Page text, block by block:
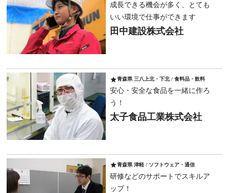
成長できる機会が多く、とても
いい環境で仕事ができます
田中建設株式会社
star青森県 三八上北・下北 / 食料品・飲料
安心・安全な食品を一緒に作ろ
う！
太子食品工業株式会社
star青森県 津軽 / ソフトウェア・通信
研修などのサポートでスキルア
ップ！